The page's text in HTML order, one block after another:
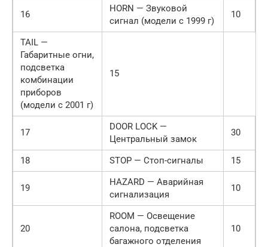
16
HORN — Звуковой
сигнал (модели с 1999 г)
10
TAIL —
Габаритные огни,
подсветка
комбинации
приборов
(модели с 2001 г)
15
17
DOOR LOCK —
Центральный замок
30
18 STOP — Стоп-сигналы 15
19
HAZARD — Аварийная
сигнализация
10
20
ROOM — Освещение
салона, подсветка
багажного отделения
10